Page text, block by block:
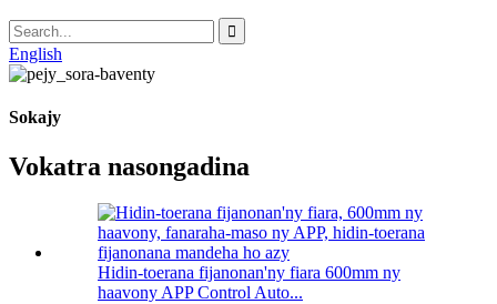
English
Sokajy
Vokatra nasongadina
Hidin-toerana fijanonan'ny fiara 600mm ny
haavony APP Control Auto...